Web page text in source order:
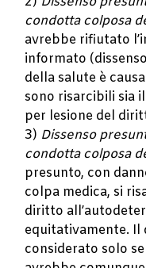
condotta colposa
avrebbe rifiutato
informato
della salute è
sono risarcibili sia
per lesione del
3) Dissenso
condotta colposa
presunto, con
colpa medica, si
diritto
equitativamente. Il
considerato solo